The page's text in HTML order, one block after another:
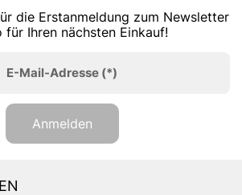
die Erstanmeldung zum Newsletter
für Ihren nächsten Einkauf!
E-Mail-Adresse (*)
Anmelden